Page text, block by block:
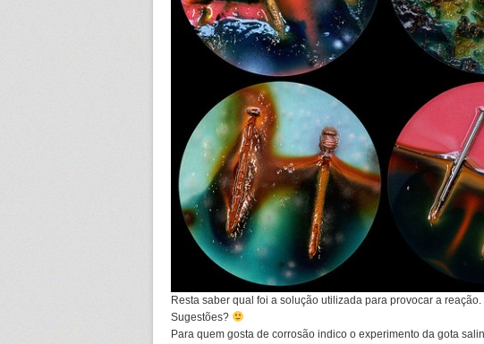
Resta saber qual foi a solução utilizada para provocar a reação.
Sugestões?
Para quem gosta de corrosão indico o experimento da gota